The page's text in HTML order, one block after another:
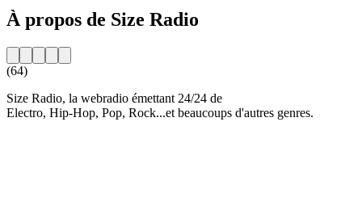
À propos de Size Radio
(64)
Size Radio, la webradio émettant 24/24 de
Electro, Hip-Hop, Pop, Rock...et beaucoups d'autres genres.